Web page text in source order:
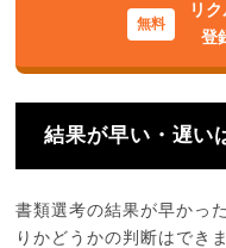
リ
登
結果が早い・遅い
書類選考の結果が早かっ
りかどうかの判断はでき